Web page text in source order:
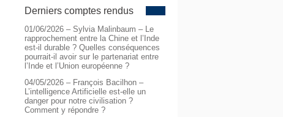
Derniers comptes rendus
01/06/2026 – Sylvia Malinbaum – Le
rapprochement entre la Chine et l’Inde
est-il durable ? Quelles conséquences
pourrait-il avoir sur le partenariat entre
l’Inde et l’Union européenne ?
04/05/2026 – François Bacilhon –
L’intelligence Artificielle est-elle un
danger pour notre civilisation ?
Comment y répondre ?